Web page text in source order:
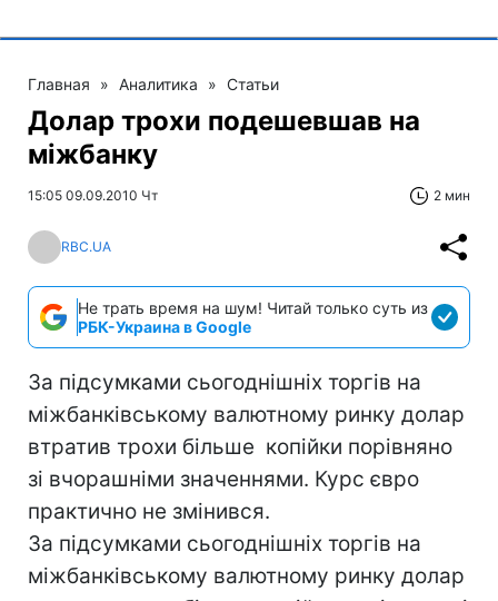
Главная » Аналитика » Статьи
Долар трохи подешевшав на
міжбанку
15:05 09.09.2010 Чт 2 мин
RBC.UA
Не трать время на шум! Читай только суть из
РБК-Украина в Google
За підсумками сьогоднішніх торгів на
міжбанківському валютному ринку долар
втратив трохи більше копійки порівняно
зі вчорашніми значеннями. Курс євро
практично не змінився.
За підсумками сьогоднішніх торгів на
міжбанківському валютному ринку долар